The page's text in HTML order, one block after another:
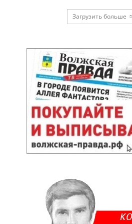
Загрузить больше